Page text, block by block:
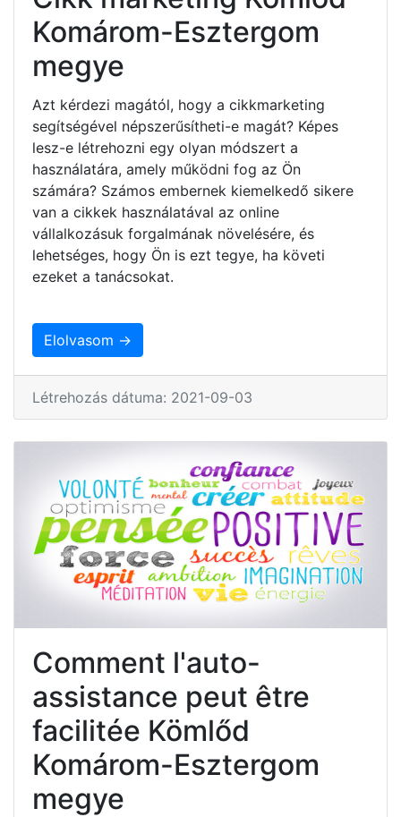
Komárom-Esztergom
megye
Azt kérdezi magától, hogy a cikkmarketing
segítségével népszerűsítheti-e magát? Képes
lesz-e létrehozni egy olyan módszert a
használatára, amely működni fog az Ön
számára? Számos embernek kiemelkedő sikere
van a cikkek használatával az online
vállalkozásuk forgalmának növelésére, és
lehetséges, hogy Ön is ezt tegye, ha követi
ezeket a tanácsokat.
Elolvasom →
Létrehozás dátuma: 2021-09-03
Comment l'auto-
assistance peut être
facilitée Kömlőd
Komárom-Esztergom
megye